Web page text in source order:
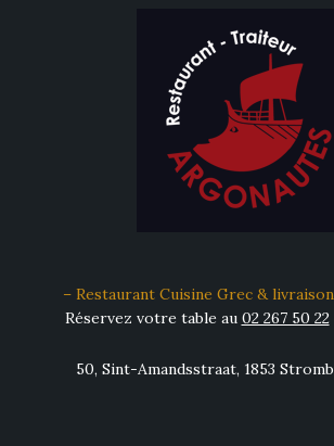
– Restaurant Cuisine Grec &
Réservez votre table au 02 267 50 22
50, Sint-Amandsstraat, 1853